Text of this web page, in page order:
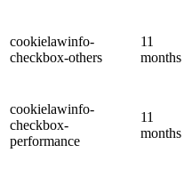
cookielawinfo-
checkbox-others
11
months
cookielawinfo-
checkbox-
performance
11
months